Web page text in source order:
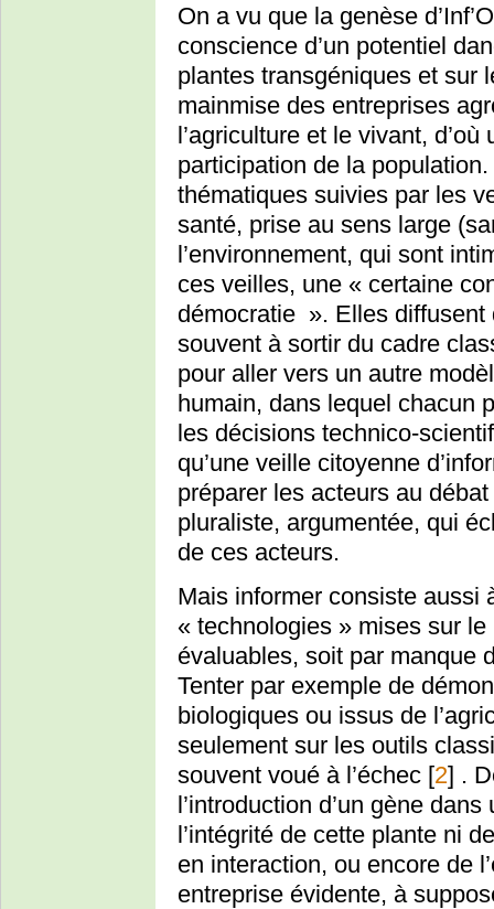
On a vu que la genèse
conscience d’un potentiel
plantes transgéniques et sur
mainmise des entreprises
l’agriculture et le vivant,
participation de la
thématiques suivies par les
santé, prise au sens large
l’environnement, qui sont
ces veilles, une « certaine
démocratie ». Elles diffusent
souvent à sortir du cadre
pour aller vers un autre
humain, dans lequel chacun
les décisions technico-
qu’une veille citoyenne
préparer les acteurs au
pluraliste, argumentée, qui
de ces acteurs.
Mais informer consiste aussi
« technologies » mises sur
évaluables, soit par manque
Tenter par exemple de
biologiques ou issus de
seulement sur les outils
souvent voué à l’échec [2] .
l’introduction d’un gène
l’intégrité de cette plante ni
en interaction, ou encore de
entreprise évidente, à